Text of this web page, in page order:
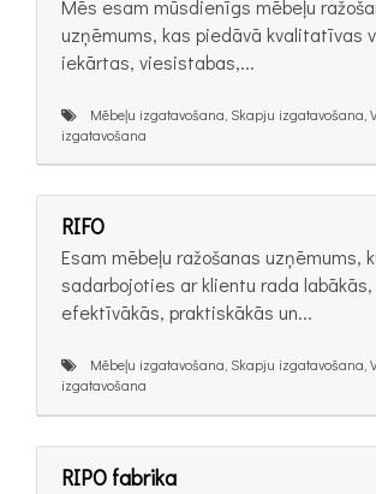
Mēs esam mūsdienīgs mēbeļu
uzņēmums, kas piedāvā kvalitatīvas
iekārtas, viesistabas,...
Mēbeļu izgatavošana, Skapju izgatavošana,
izgatavošana
RIFO
Esam mēbeļu ražošanas uzņēmums,
sadarbojoties ar klientu rada labākās,
efektīvākās, praktiskākās un...
Mēbeļu izgatavošana, Skapju izgatavošana,
izgatavošana
RIPO fabrika